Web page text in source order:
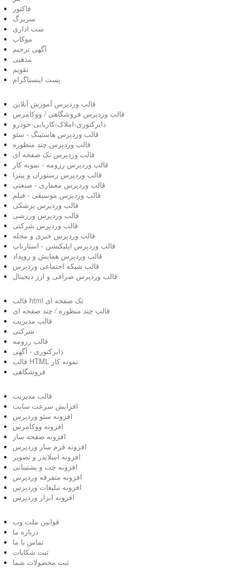
فاکتور
سربرگ
ست اداری
موکاپ
آگهی ترحیم
مذهبی
تقویم
پست اینستاگرام
قالب وردپرس آموزش آنلاین
قالب وردپرس فروشگاهی / ووکامرس
دایرکتوری-املاک-کاریابی-خودرو
قالب وردپرس هاستینگ - سئو
قالب وردپرس چند منظوره
قالب وردپرس تک صفحه ای
قالب وردپرس رزومه - نمونه کار
قالب وردپرس رستوران و پیتزا
قالب وردپرس معماری - صنعتی
قالب وردپرس موسیقی - فیلم
قالب وردپرس پزشکی
قالب وردپرس ورزشی
قالب وردپرس شرکتی
قالب وردپرس خبری و مجله
قالب وردپرس اپلیکیشن - استارتاپ
قالب وردپرس همایش و رویداد
قالب شبکه اجتماعی وردپرس
قالب وردپرس صرافی و ارز دیجیتال
قالب html تک صفحه ای
قالب چند منظوره / چند صفحه ای
قالب مدیریت
شرکتی
قالب رزومه
دایرکتوری - آگهی
قالب HTML نمونه کار
فروشگاهی
قالب مدیریت
افزایش سرعت سایت
افزونه سئو وردپرس
افزونه ووکامرس
افزونه صفحه ساز
افزونه فرم ساز وردپرس
افزونه اسلایدر و تصویر
افزونه چت و پشتیبانی
افزونه متفرقه وردپرس
افزونه تبلیغات وردپرس
افزونه ابزار وردپرس
قوانین ملت وب
درباره ما
تماس با ما
ثبت شکایات
ثبت محصولات شما